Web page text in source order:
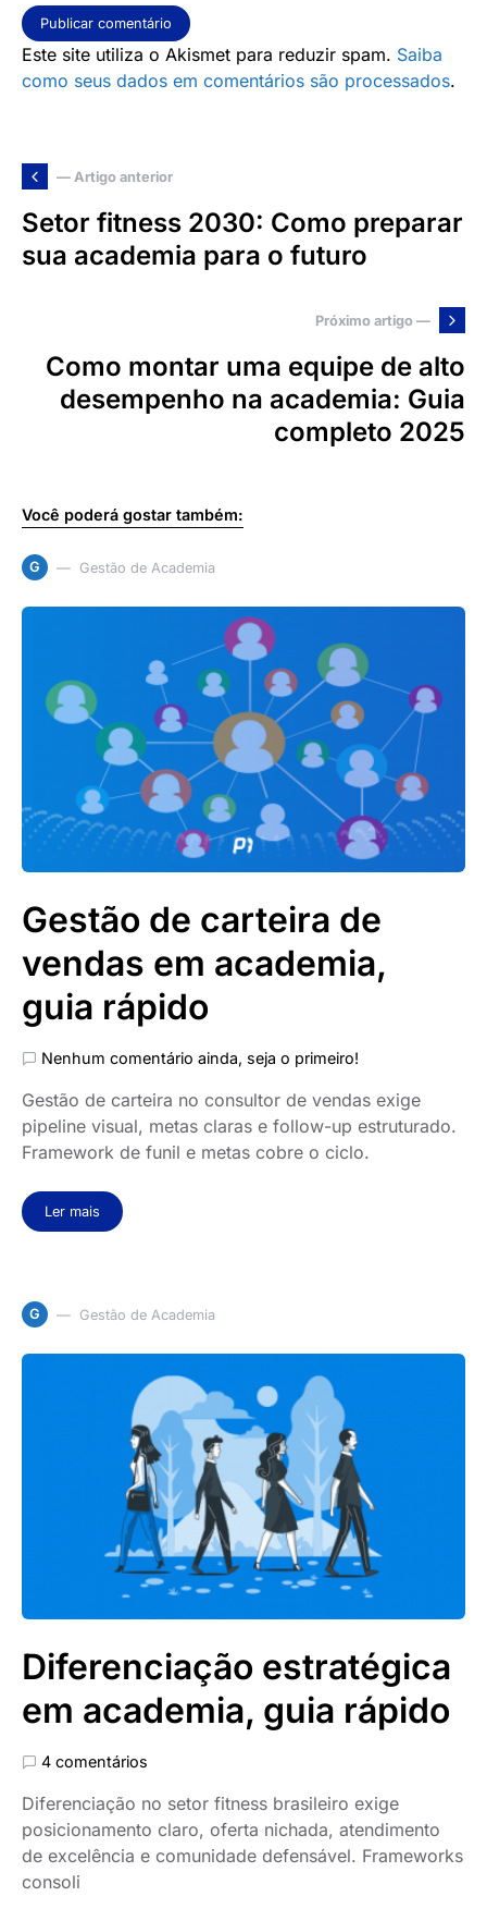
Este site utiliza o Akismet para reduzir spam. Saiba
como seus dados em comentários são processados.
— Artigo anterior
Setor fitness 2030: Como preparar
sua academia para o futuro
Próximo artigo —
Como montar uma equipe de alto
desempenho na academia: Guia
completo 2025
Você poderá gostar também:
G Gestão de Academia
Gestão de carteira de
vendas em academia,
guia rápido
Nenhum comentário ainda, seja o primeiro!
Gestão de carteira no consultor de vendas exige
pipeline visual, metas claras e follow-up estruturado.
Framework de funil e metas cobre o ciclo.
Ler mais
G Gestão de Academia
Diferenciação estratégica
em academia, guia rápido
4 comentários
Diferenciação no setor fitness brasileiro exige
posicionamento claro, oferta nichada, atendimento
de excelência e comunidade defensável. Frameworks
consoli